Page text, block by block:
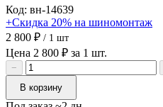
Код: вн-14639
+Скидка 20% на шиномонтаж
2 800 ₽ / 1 шт
Цена 2 800 ₽ за 1 шт.
−
В корзину